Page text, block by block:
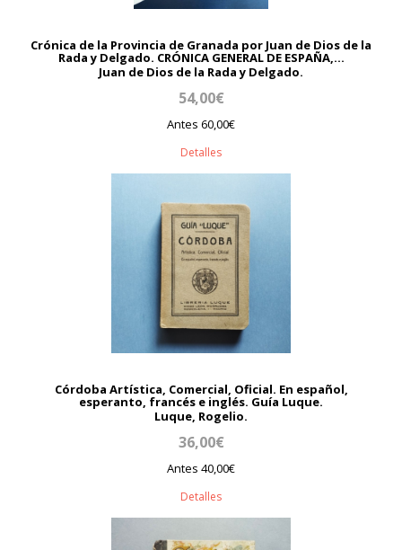
Crónica de la Provincia de Granada por Juan de Dios de la
Rada y Delgado. CRÓNICA GENERAL DE ESPAÑA,...
Juan de Dios de la Rada y Delgado.
54,00€
Antes 60,00€
Detalles
Córdoba Artística, Comercial, Oficial. En español,
esperanto, francés e inglés. Guía Luque.
Luque, Rogelio.
36,00€
Antes 40,00€
Detalles